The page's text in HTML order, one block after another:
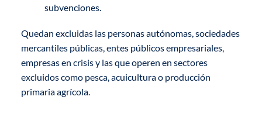
subvenciones.
Quedan excluidas las personas autónomas, sociedades
mercantiles públicas, entes públicos empresariales,
empresas en crisis y las que operen en sectores
excluidos como pesca, acuicultura o producción
primaria agrícola.